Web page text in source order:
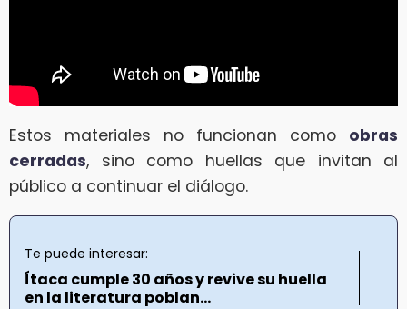
Estos materiales no funcionan como obras
cerradas, sino como huellas que invitan al
público a continuar el diálogo.
Te puede interesar:
Ítaca cumple 30 años y revive su huella
en la literatura poblan...